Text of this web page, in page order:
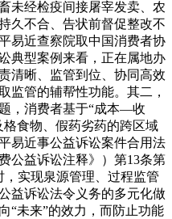
未经检疫间接屠宰发卖、农
久不合、告状前督促整改不
易近查察院取中国消费者协
典型案例来看，正在属地办
清晰、监管到位、协同高效
监管的辅帮性功能。其二，
，消费者基于“成本—收
食物、假药劣药的跨区域
易近事公益诉讼案件合用法
公益诉讼注释》）第13条第
实现泉源管理、过程监管
益诉讼法令义务的多元化做
“未来”的效力，而防止功能